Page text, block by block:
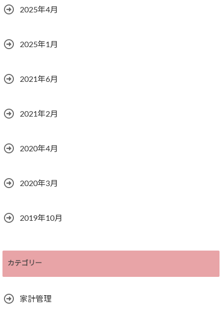
2025年4月
2025年1月
2021年6月
2021年2月
2020年4月
2020年3月
2019年10月
カテゴリー
家計管理